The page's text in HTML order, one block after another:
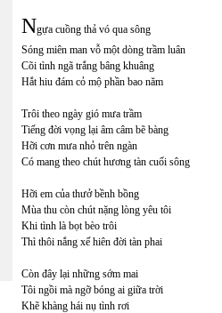
Ngựa cuồng thả vó qua sông
Sóng miên man vỗ một dòng trầm luân
Cõi tình ngã trắng bâng khuâng
Hắt hiu đám cỏ mộ phần bao năm
Trôi theo ngày gió mưa trầm
Tiếng đời vọng lại âm câm bẽ bàng
Hỡi cơn mưa nhỏ trên ngàn
Có mang theo chút hương tàn cuối sông
Hỡi em của thưở bềnh bồng
Mùa thu còn chút nặng lòng yêu tôi
Khi tình là bọt bèo trôi
Thì thôi nắng xế hiên đời tàn phai
Còn đây lại những sớm mai
Tôi ngồi mà ngỡ bóng ai giữa trời
Khẽ khàng hái nụ tình rơi